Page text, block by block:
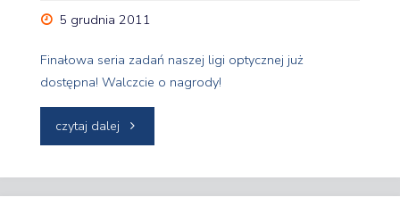
5 grudnia 2011
Finałowa seria zadań naszej ligi optycznej już
dostępna! Walczcie o nagrody!
czytaj dalej "Optics
–